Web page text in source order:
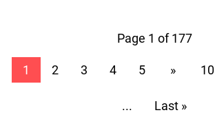
Page 1 of 177
1 2 3 4 5 » 10
... Last »